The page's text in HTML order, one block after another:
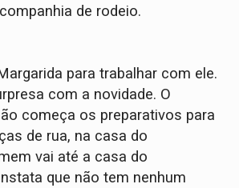
de rodeio.
para trabalhar com ele.
com a novidade. O
começa os preparativos para
de rua, na casa do
vai até a casa do
que não tem nenhum